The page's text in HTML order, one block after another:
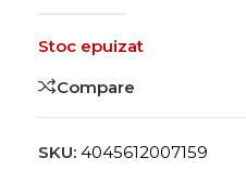
Stoc epuizat
Compare
SKU: 4045612007159